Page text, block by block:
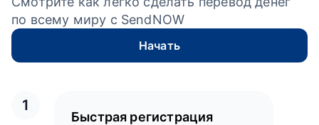
по всему миру с SendNOW
Начать
1
Быстрая регистрация